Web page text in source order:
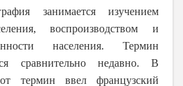
занимается изучением
воспроизводством и
населения. Термин
сравнительно недавно. В
термин ввел французский